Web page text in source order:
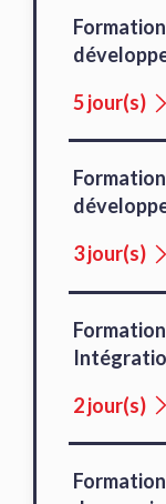
5 jour(s)
3 jour(s)
2 jour(s)